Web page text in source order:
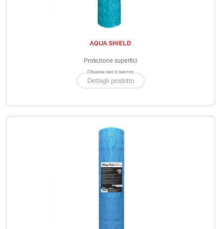
AQUA SHIELD
Protezione superfici
Chiama per il prezzo
Dettagli prodotto